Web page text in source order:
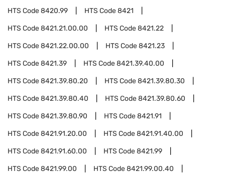
HTS Code8420.99 HTS Code8421
HTS Code8421.21.00.00 HTS Code8421.22
HTS Code8421.22.00.00 HTS Code8421.23
HTS Code8421.39 HTS Code8421.39.40.00
HTS Code8421.39.80.20 HTS Code8421.39.80.30
HTS Code8421.39.80.40 HTS Code8421.39.80.60
HTS Code8421.39.80.90 HTS Code8421.91
HTS Code8421.91.20.00 HTS Code8421.91.40.00
HTS Code8421.91.60.00 HTS Code8421.99
HTS Code8421.99.00 HTS Code8421.99.00.40